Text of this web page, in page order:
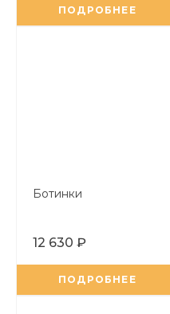
ПОДРОБНЕЕ
Ботинки
12 630 ₽
ПОДРОБНЕЕ